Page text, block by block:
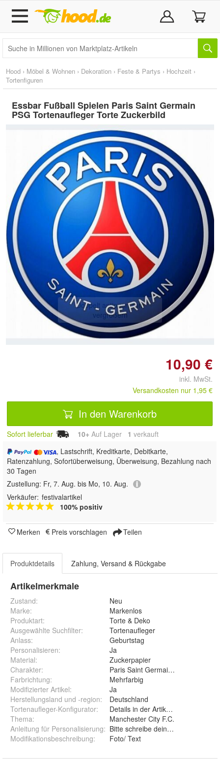
Hood › Möbel & Wohnen › Dekoration › Feste & Partys › Hochzeit ›
Tortenfiguren
Essbar Fußball Spielen Paris Saint Germain
PSG Tortenaufleger Torte Zuckerbild
Doppelt antippen zum
vergrößern
10,90 €
inkl. MwSt.
Versandkosten nur 1,95 €
In den Warenkorb
Sofort lieferbar 10+ Auf Lager 1 verkauft
, Lastschrift, Kreditkarte, Debitkarte,
Ratenzahlung, Sofortüberweisung, Überweisung, Bezahlung nach
30 Tagen
Zustellung: Fr, 7. Aug. bis Mo, 10. Aug.
Verkäufer: festivalartikel
100% positiv
Merken Preis vorschlagen Teilen
Produktdetails Zahlung, Versand & Rückgabe
Artikelmerkmale
Zustand:
Neu
Marke:
Markenlos
Produktart:
Torte & Deko
Ausgewählte Suchfilter:
Tortenaufleger
Anlass:
Geburtstag
Personalisieren:
Ja
Material:
Zuckerpapier
Charakter:
Paris Saint Germain PSG
Farbrichtung:
Mehrfarbig
Modifizierter Artikel:
Ja
Herstellungsland und -region:
Deutschland
Tortenaufleger-Konfigurator:
Details in der Artikelbeschreibung
Thema:
Manchester City F.C.
Anleitung für Personalisierung: Bitte schreibe deinen Wunschtext
Modifikationsbeschreibung: Foto/ Text